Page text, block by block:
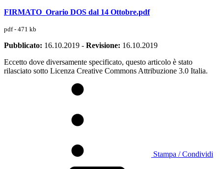
FIRMATO_Orario DOS dal 14 Ottobre.pdf
pdf - 471 kb
Pubblicato: 16.10.2019 - Revisione: 16.10.2019
Eccetto dove diversamente specificato, questo articolo è stato
rilasciato sotto Licenza Creative Commons Attribuzione 3.0 Italia.
Stampa / Condividi